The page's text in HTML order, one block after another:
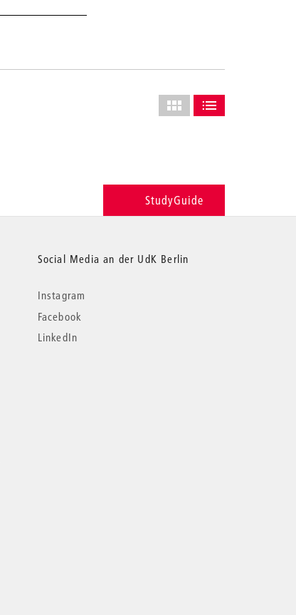
Layout
desALS GRID ANZEIGEN
ALS LISTE
StudyGuide
Social Media an der UdK Berlin
Instagram
Facebook
LinkedIn